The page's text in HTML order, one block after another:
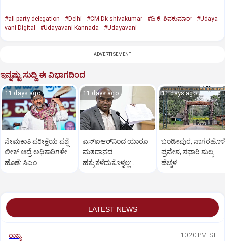
#all-party delegation #Delhi #CM Dk shivakumar #ಡಿ.ಕೆ. ಶಿವಕುಮಾರ್‌
#Udaya
vani Digital
#Udayavani Kannada #Udayavani
ADVERTISEMENT
ಇನ್ನಷ್ಟು ಸುದ್ದಿ ಈ ವಿಭಾಗದಿಂದ
11 days ago
ನೇಮಕಾತಿ ಪರೀಕ್ಷೆಯ ಪಶ್ನೆ
ಲೀಕ್‌ ಆದ್ರೆ ಅಧಿಕಾರಿಗಳೇ
ಹೊಣೆ: ಸಿಎಂ
11 days ago
ಎಸ್‌ಐಆರ್‌ನಿಂದ ಯಾರೂ
ಮತದಾನದ
ಹಕ್ಕುಕಳೆದುಕೊಳ್ಳಲ್ಲ:
11 days ago
ಬಂಡೀಪುರ, ನಾಗರಹೊಳೆ
ಪ್ರವೇಶ, ಸಫಾರಿ ಶುಲ್ಕ
ಹೆಚ್ಚಳ
LATEST NEWS
ರಾಜ್ಯ 10:20 PM IST